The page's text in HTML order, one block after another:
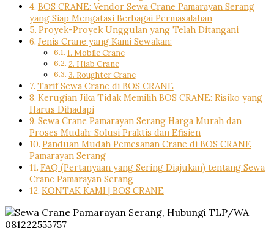
BOS CRANE: Vendor Sewa Crane Pamarayan Serang
yang Siap Mengatasi Berbagai Permasalahan
Proyek-Proyek Unggulan yang Telah Ditangani
Jenis Crane yang Kami Sewakan:
1. Mobile Crane
2. Hiab Crane
3. Roughter Crane
Tarif Sewa Crane di BOS CRANE
Kerugian Jika Tidak Memilih BOS CRANE: Risiko yang
Harus Dihadapi
Sewa Crane Pamarayan Serang Harga Murah dan
Proses Mudah: Solusi Praktis dan Efisien
Panduan Mudah Pemesanan Crane di BOS CRANE
Pamarayan Serang
FAQ (Pertanyaan yang Sering Diajukan) tentang Sewa
Crane Pamarayan Serang
KONTAK KAMI | BOS CRANE